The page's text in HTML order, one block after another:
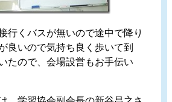
行くバスが無いので途中で降り
良いので気持ち良く歩いて到
たので、会場設営もお手伝い